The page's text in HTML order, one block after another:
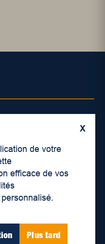
X
de votre
efficace de vos
Plus tard